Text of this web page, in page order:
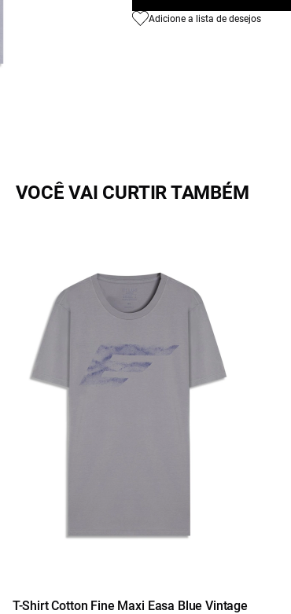
Adicione a lista de desejos
VOCÊ VAI CURTIR TAMBÉM
T-Shirt Cotton Fine Maxi Easa Blue Vintage